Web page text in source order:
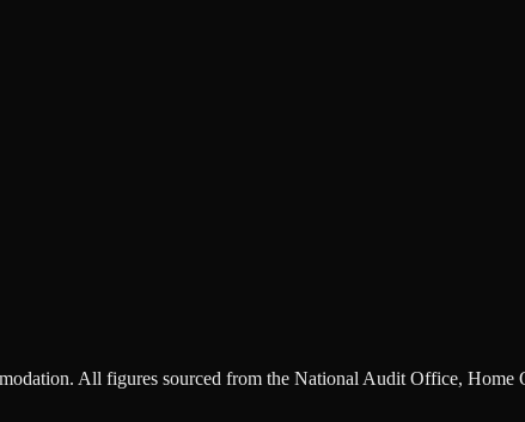
All figures sourced from the National Audit Office,